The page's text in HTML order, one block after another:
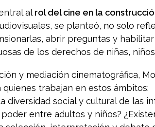
alrol del cine en la
se planteó, no solo
abrir preguntas y
de los derechos de niñas,
y mediación cinematográfica,
trabajan en estos ámbitos:
diversidad social y cultural de las
entre adultos y niños?